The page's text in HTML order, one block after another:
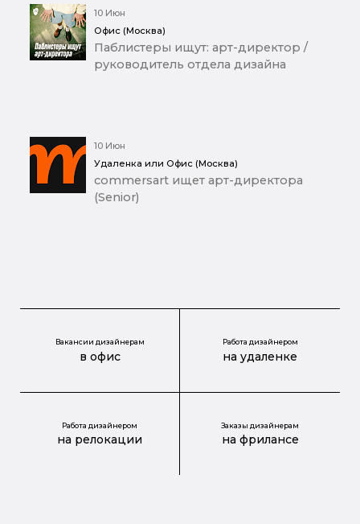
10 Июн
Офис (Москва)
Паблистеры ищут: арт-директор /
руководитель отдела дизайна
10 Июн
Удаленка или Офис (Москва)
commersart ищет арт-директора
(Senior)
Вакансии дизайнерам
в офис
Работа дизайнером
на удаленке
Работа дизайнером
на релокации
Заказы дизайнерам
на фрилансе